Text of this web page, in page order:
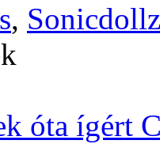
, Sonicdollz
óta ígért